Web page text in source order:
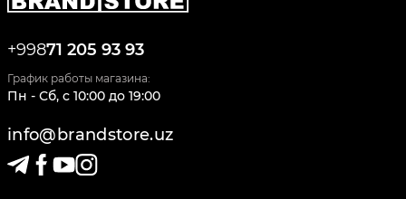
+99871 205 93 93
График работы магазина:
Пн - Сб, c 10:00 до 19:00
info@brandstore.uz